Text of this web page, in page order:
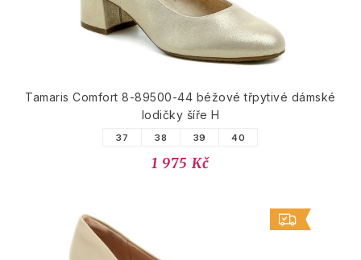
Tamaris Comfort 8-89500-44 béžové třpytivé dámské
lodičky šíře H
37 38 39 40
1 975 Kč